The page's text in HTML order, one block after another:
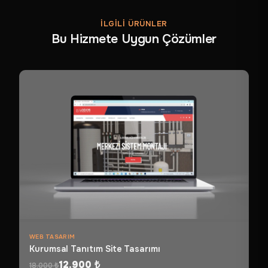
İLGILI ÜRÜNLER
Bu Hizmete Uygun Çözümler
WEB TASARIM
Kurumsal Tanıtım Site Tasarımı
18.000 ₺12.900 ₺